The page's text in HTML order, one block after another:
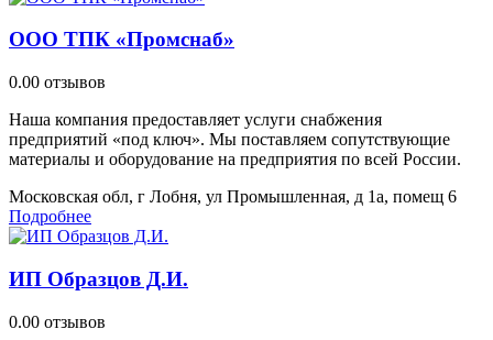
ООО ТПК «Промснаб»
0.00 отзывов
Наша компания предоставляет услуги снабжения
предприятий «под ключ». Мы поставляем сопутствующие
материалы и оборудование на предприятия по всей России.
Московская обл, г Лобня, ул Промышленная, д 1а, помещ 6
Подробнее
ИП Образцов Д.И.
0.00 отзывов